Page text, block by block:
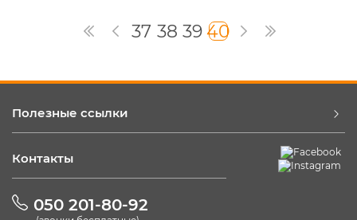
37 38 3940
Полезные ссылки
Контакты
050 201-80-92